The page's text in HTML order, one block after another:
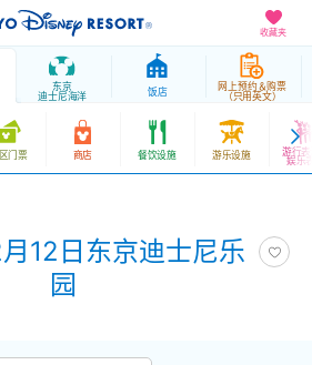
收藏夹
东京
迪士尼海洋 饭店 网上预约＆购票
（只用英文）
门票 商店 餐饮设施 游乐设施 游行
娱乐
12日东京迪士尼乐
园